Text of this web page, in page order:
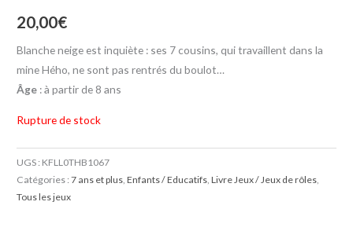
20,00€
Blanche neige est inquiète : ses 7 cousins, qui travaillent dans la
mine Hého, ne sont pas rentrés du boulot…
Âge : à partir de 8 ans
Rupture de stock
UGS : KFLL0THB1067
Catégories :7 ans et plus ,Enfants / Educatifs ,Livre Jeux / Jeux de rôles
Tous les jeux